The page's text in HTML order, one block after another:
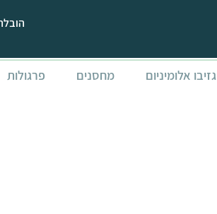
גזיבו אלומיניום מחסנים פרגולות